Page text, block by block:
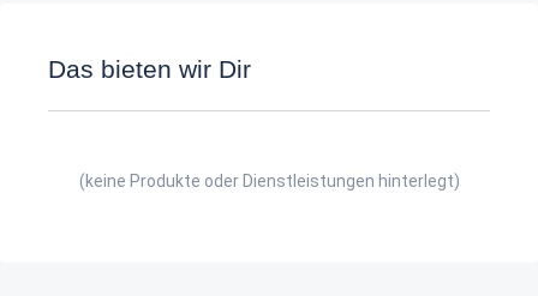
Das bieten wir Dir
(keine Produkte oder Dienstleistungen hinterlegt)